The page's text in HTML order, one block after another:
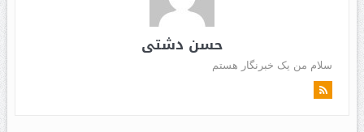
حسن دشتی
سلام من یک خبرنگار هستم